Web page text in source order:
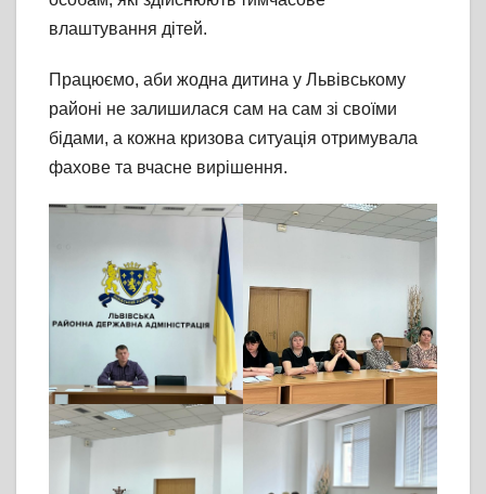
влаштування дітей.
Працюємо, аби жодна дитина у Львівському
районі не залишилася сам на сам зі своїми
бідами, а кожна кризова ситуація отримувала
фахове та вчасне вирішення.